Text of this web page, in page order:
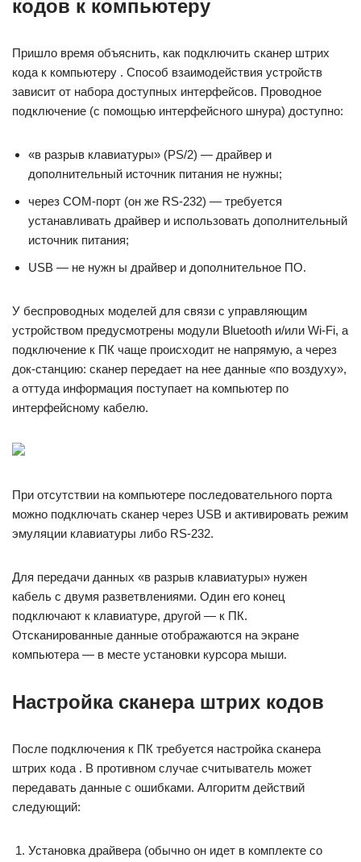
кодов к компьютеру
Пришло время объяснить, как подключить сканер штрих
кода к компьютеру . Способ взаимодействия устройств
зависит от набора доступных интерфейсов. Проводное
подключение (с помощью интерфейсного шнура) доступно:
«в разрыв клавиатуры» (PS/2) — драйвер и
дополнительный источник питания не нужны;
через COM-порт (он же RS-232) — требуется
устанавливать драйвер и использовать дополнительный
источник питания;
USB — не нужн ы драйвер и дополнительное ПО.
У беспроводных моделей для связи с управляющим
устройством предусмотрены модули Bluetooth и/или Wi-Fi, а
подключение к ПК чаще происходит не напрямую, а через
док-станцию: сканер передает на нее данные «по воздуху»,
а оттуда информация поступает на компьютер по
интерфейсному кабелю.
При отсутствии на компьютере последовательного порта
можно подключать сканер через USB и активировать режим
эмуляции клавиатуры либо RS-232.
Для передачи данных «в разрыв клавиатуры» нужен
кабель с двумя разветвлениями. Один его конец
подключают к клавиатуре, другой — к ПК.
Отсканированные данные отображаются на экране
компьютера — в месте установки курсора мыши.
Настройка сканера штрих кодов
После подключения к ПК требуется настройка сканера
штрих кода . В противном случае считыватель может
передавать данные с ошибками. Алгоритм действий
следующий:
Установка драйвера (обычно он идет в комплекте со